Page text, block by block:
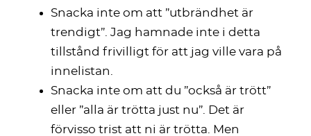
Snacka inte om att ”utbrändhet är
trendigt”. Jag hamnade inte i detta
tillstånd frivilligt för att jag ville vara på
innelistan.
Snacka inte om att du ”också är trött”
eller ”alla är trötta just nu”. Det är
förvisso trist att ni är trötta. Men